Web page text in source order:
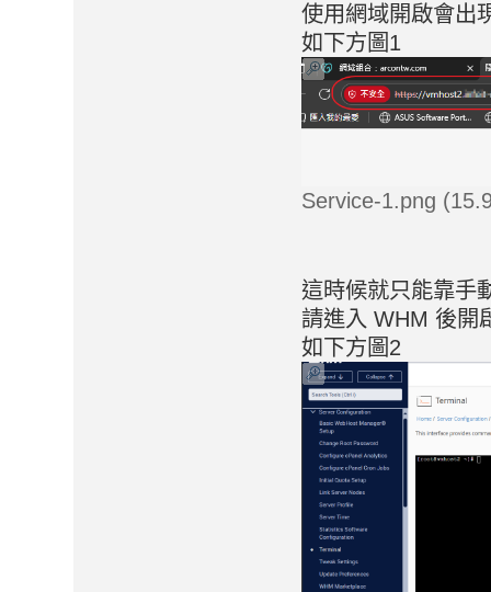
使用網域開啟會出
如下方圖1
Service-1.png
這時候就只能靠手
請進入 WHM 後開
如下方圖2